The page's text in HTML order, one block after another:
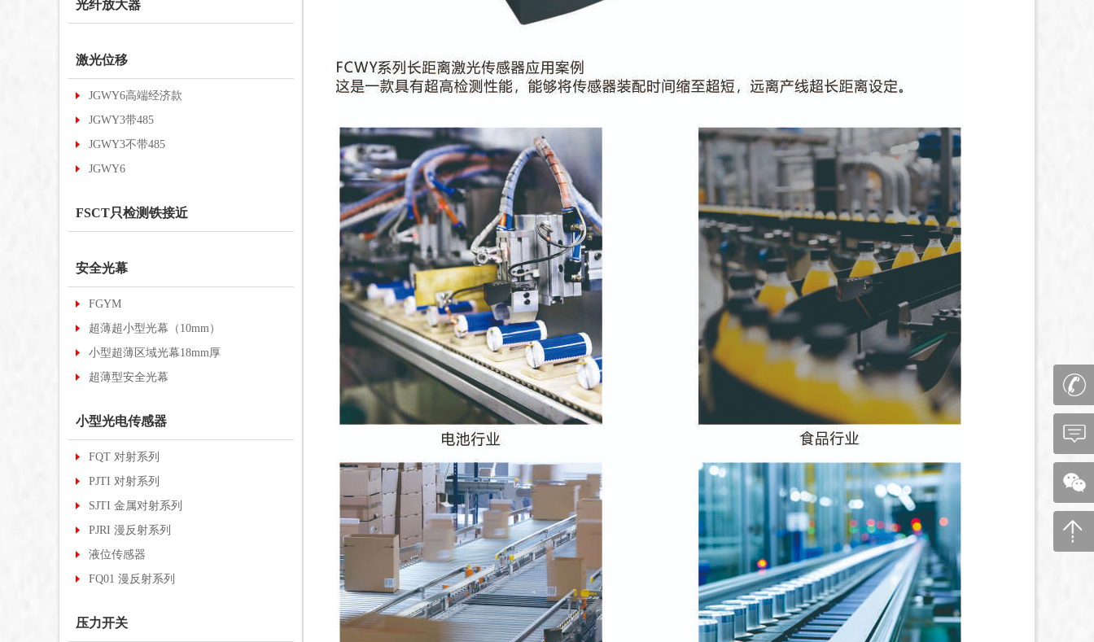
光纤放大器
激光位移
JGWY6高端经济款
JGWY3带485
JGWY3不带485
JGWY6
FSCT只检测铁接近
安全光幕
FGYM
超薄超小型光幕（10mm）
小型超薄区域光幕18mm厚
超薄型安全光幕
小型光电传感器
FQT 对射系列
PJTI 对射系列
SJTI 金属对射系列
PJRI 漫反射系列
液位传感器
FQ01 漫反射系列
压力开关